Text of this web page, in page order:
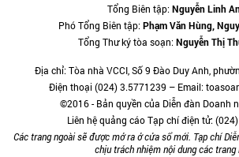
Tổng Biên tập:Nguyễn Linh
Phó Tổng Biên tập:Phạm Văn Hùng,
Tổng Thư ký tòa soạn:Nguyễn Thị
Địa chỉ: Tòa nhà VCCI, Số 9 Đào Duy Anh,
Điện thoại (024) 3.5771239 – Email:
©2016 - Bản quyền của Diễn đàn Doanh
Liên hệ quảng cáo Tạp chí điện tử:
Các trang ngoài sẽ được mở ra ở cửa sổ mới. Tạp chí
chịu trách nhiệm nội dung các trang